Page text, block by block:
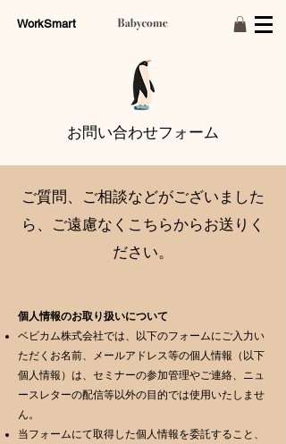
WorkSmart
お問い合わせフォーム
ご質問、ご相談などがございました
ら、ご遠慮なくこちらからお送りく
ださい。
個人情報のお取り扱いについて
ベビカム株式会社では、以下のフォームにご入力い
ただくお名前、メールアドレス等の個人情報（以下
個人情報）は、セミナーの参加管理やご連絡、ニュ
ースレターの配信等以外の目的では使用いたしませ
ん。
当フォームにて取得した個人情報を委託すること、